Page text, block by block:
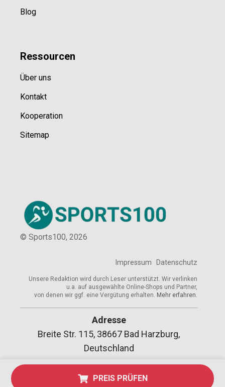
PREIS PRÜFEN
Blog
Ressourcen
Über uns
Kontakt
Kooperation
Sitemap
© Sports100, 2026
Impressum Datenschutz
Unsere Redaktion wird durch Leser unterstützt. Wir verlinken
u.a. auf ausgewählte Online-Shops und Partner,
von denen wir ggf. eine Vergütung erhalten. Mehr erfahren.
Adresse
Breite Str. 115, 38667 Bad Harzburg,
Deutschland